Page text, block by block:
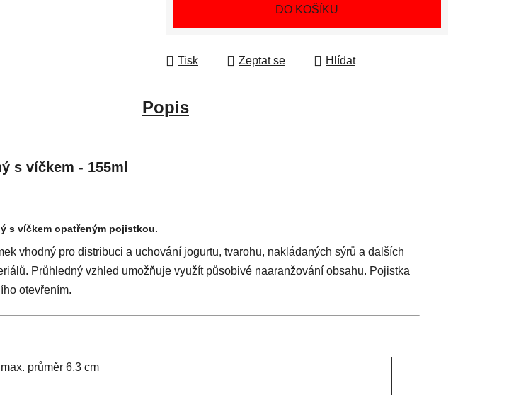
DO KOŠÍKU
Tisk Zeptat se Hlídat
Popis
s víčkem - 155ml
s víčkem opatřeným pojistkou.
vhodný pro distribuci a uchování jogurtu, tvarohu, nakládaných sýrů a dalších
Průhledný vzhled umožňuje využít působivé naaranžování obsahu. Pojistka
otevřením.
průměr 6,3 cm